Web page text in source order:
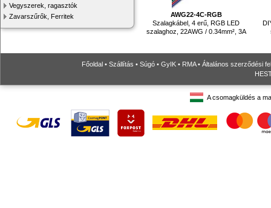
Vegyszerek, ragasztók
Zavarszűrők, Ferritek
AWG22-4C-RGB
Szalagkábel, 4 erű, RGB LED
szalaghoz, 22AWG / 0.34mm², 3A
Főoldal • Szállítás • Súgó • GyIK • RMA• Általános szerződési
A csomagküldés a